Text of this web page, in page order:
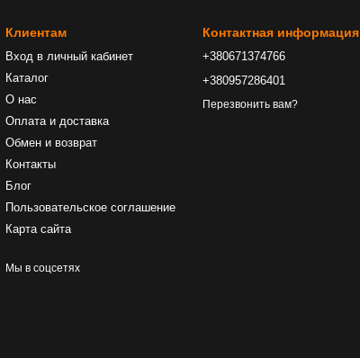
Клиентам
Вход в личный кабинет
Каталог
О нас
Оплата и доставка
Обмен и возврат
Контакты
Блог
Пользовательское соглашение
Карта сайта
Мы в соцсетях
Контактная информация
+380671374766
+380957286401
Перезвонить вам?